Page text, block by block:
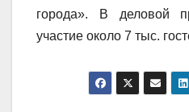
города». В деловой
участие около 7 тыс.